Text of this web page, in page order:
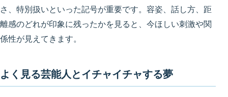
さ、特別扱いといった記号が重要です。容姿、話し方、距
離感のどれが印象に残ったかを見ると、今ほしい刺激や関
係性が見えてきます。
よく見る芸能人とイチャイチャする夢